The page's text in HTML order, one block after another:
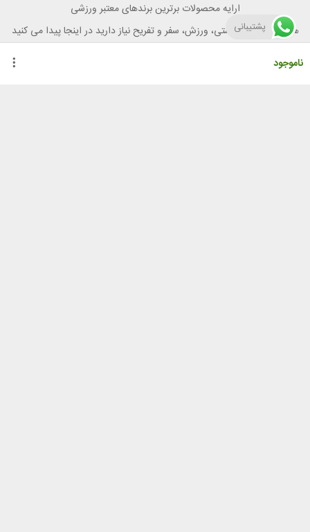
ناموجود
ارایه محصولات برترین برندهای معتبر ورزشی
هر آنچه برای تندرستی، ورزش، سفر و تفریح نیاز دارید در اینجا پیدا می کنید
پشتیبانی